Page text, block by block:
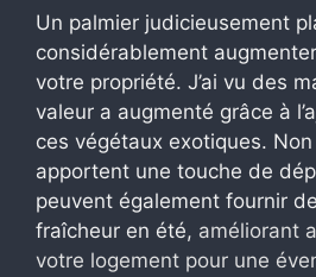
Un palmier judicieusement
considérablement
votre propriété. J’ai vu des
valeur a augmenté grâce à
ces végétaux exotiques.
apportent une touche de
peuvent également fournir
fraîcheur en été, améliorant
votre logement pour une